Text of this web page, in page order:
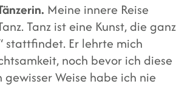
Meine innere Reise
Tanz ist eine Kunst, die ganz
stattfindet. Er lehrte mich
noch bevor ich diese
Weise habe ich nie